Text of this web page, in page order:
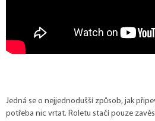
Jedná se o nejjednodušší způsob, jak
potřeba nic vrtat. Roletu stačí pouze